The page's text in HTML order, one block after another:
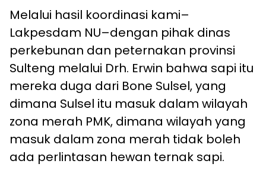
Melalui hasil koordinasi kami–
Lakpesdam NU–dengan pihak dinas
perkebunan dan peternakan provinsi
Sulteng melalui Drh. Erwin bahwa sapi itu
mereka duga dari Bone Sulsel, yang
dimana Sulsel itu masuk dalam wilayah
zona merah PMK, dimana wilayah yang
masuk dalam zona merah tidak boleh
ada perlintasan hewan ternak sapi.